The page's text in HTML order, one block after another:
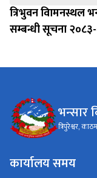
त्रिभुवन विामनस्थल
सम्बन्धी सूचना
भन्सार
त्रिपुरेश्वर,
कार्यालय समय